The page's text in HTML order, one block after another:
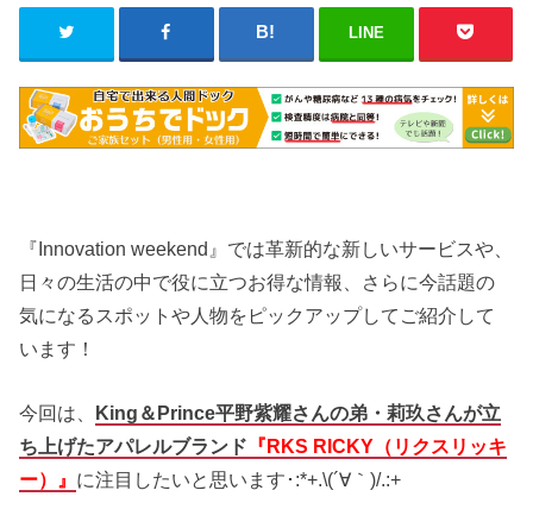
LINE
『Innovation weekend』では革新的な新しいサービスや、
日々の生活の中で役に立つお得な情報、さらに今話題の
気になるスポットや人物をピックアップしてご紹介して
います！
今回は、 King＆Prince平野紫耀さんの弟・莉玖さんが立
ち上げたアパレルブランド 『RKS RICKY（リクスリッキ
ー）』 に注目したいと思います･:*+.\(´∀｀)/.:+